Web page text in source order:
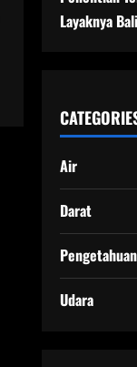
Layaknya
Air
Darat
Pengetahuan
Udara